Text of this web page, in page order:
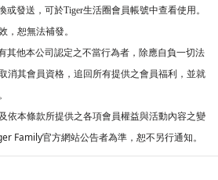
或發送，可於Tiger生活圈會員帳號中查看使用。
，恕無法補發。
其他本公司認定之不當行為者，除應自負一切法
消其會員資格，追回所有提供之會員福利，並就
依本條款所提供之各項會員權益與活動內容之變
Family官方網站公告者為準，恕不另行通知。